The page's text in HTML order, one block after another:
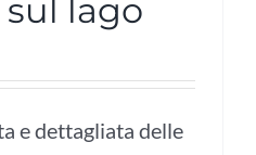
lago
e dettagliata delle